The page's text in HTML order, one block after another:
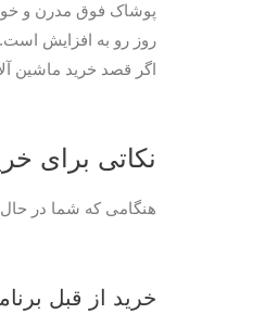
پوشاک فوق مدرن و
روز رو به افزایش
اگر قصد خرید ماشین
نکاتی برای
هنگامی که شما در
خرید از قبل